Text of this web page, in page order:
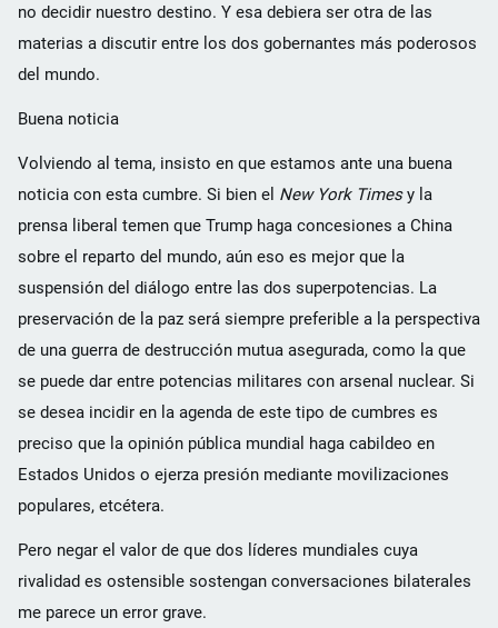
no decidir nuestro destino. Y esa debiera ser otra de las
materias a discutir entre los dos gobernantes más poderosos
del mundo.
Buena noticia
Volviendo al tema, insisto en que estamos ante una buena
noticia con esta cumbre. Si bien el New York Timesy la
prensa liberal temen que Trump haga concesiones a China
sobre el reparto del mundo, aún eso es mejor que la
suspensión del diálogo entre las dos superpotencias. La
preservación de la paz será siempre preferible a la perspectiva
de una guerra de destrucción mutua asegurada, como la que
se puede dar entre potencias militares con arsenal nuclear. Si
se desea incidir en la agenda de este tipo de cumbres es
preciso que la opinión pública mundial haga cabildeo en
Estados Unidos o ejerza presión mediante movilizaciones
populares, etcétera.
Pero negar el valor de que dos líderes mundiales cuya
rivalidad es ostensible sostengan conversaciones bilaterales
me parece un error grave.